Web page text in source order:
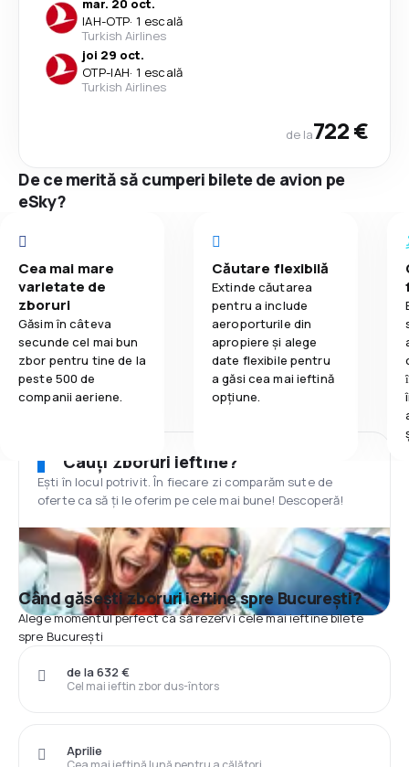
mar. 20 oct.
IAH-OTP· 1 escală
Turkish Airlines
joi 29 oct.
OTP-IAH· 1 escală
Turkish Airlines
de la722 €
De ce merită să cumperi bilete de avion pe
eSky?
Cea mai mare
varietate de
zboruri
Găsim în câteva
secunde cel mai bun
zbor pentru tine de la
peste 500 de
companii aeriene.
Căutare flexibilă
Extinde căutarea
pentru a include
aeroporturile din
apropiere și alege
date flexibile pentru
a găsi cea mai ieftină
opțiune.
Cauți zboruri ieftine?
Ești în locul potrivit. În fiecare zi comparăm sute de
oferte ca să ți le oferim pe cele mai bune! Descoperă!
Când găsești zboruri ieftine spre București?
Alege momentul perfect ca să rezervi cele mai ieftine bilete
spre București
Cel mai ieftin zbor dus-întors
de la 632 €
Aprilie